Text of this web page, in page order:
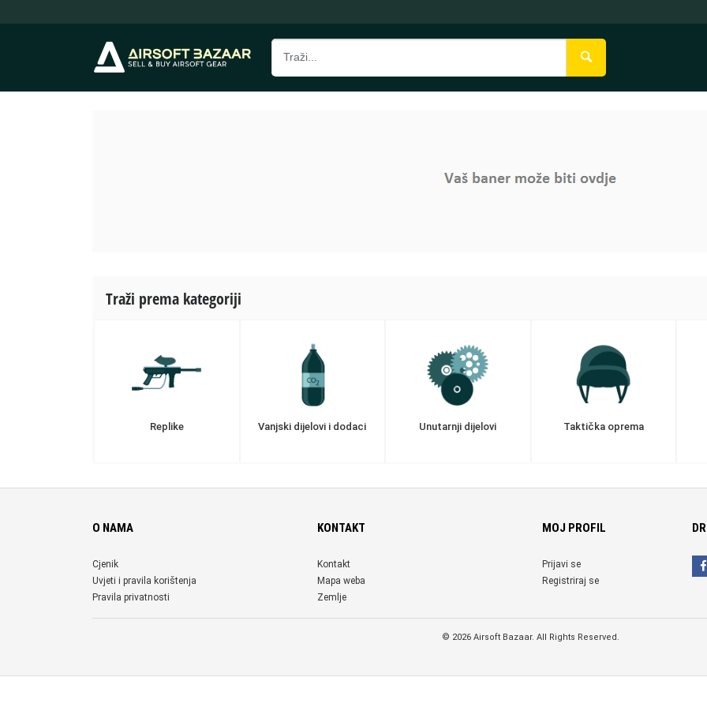
Traži prema kategoriji
Replike Vanjski dijelovi i dodaci Unutarnji dijelovi Taktička oprema
O NAMA
Cjenik
Uvjeti i pravila korištenja
Pravila privatnosti
KONTAKT
Kontakt
Mapa weba
Zemlje
MOJ PROFIL
Prijavi se
Registriraj se
© 2026 Airsoft Bazaar. All Rights Reserved.